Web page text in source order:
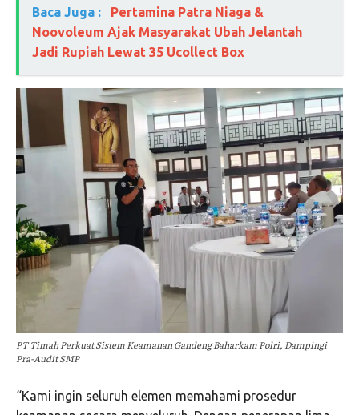
Baca Juga :
Pertamina Patra Niaga &
Noovoleum Ajak Masyarakat Ubah Jelantah
Jadi Rupiah Lewat 35 Ucollect Box
PT Timah Perkuat Sistem Keamanan Gandeng Baharkam Polri, Dampingi
Pra-Audit SMP
“Kami ingin seluruh elemen memahami prosedur